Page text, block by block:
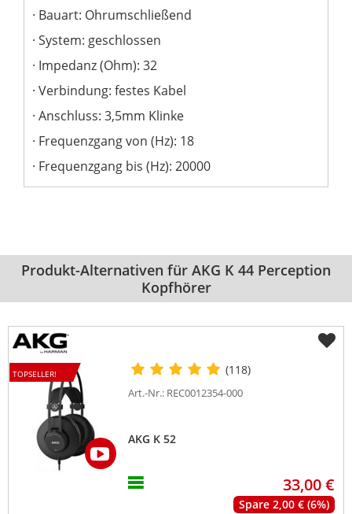
Bauart: Ohrumschließend
System: geschlossen
Impedanz (Ohm): 32
Verbindung: festes Kabel
Anschluss: 3,5mm Klinke
Frequenzgang von (Hz): 18
Frequenzgang bis (Hz): 20000
Produkt-Alternativen für AKG K 44 Perception
Kopfhörer
TOPSELLER! (118)
Art.-Nr.: REC0012354-000
AKG K 52
33,00 €
Spare 2,00 € (6%)